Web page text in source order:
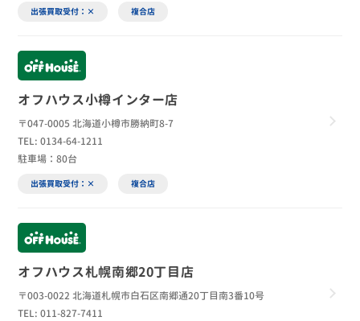
出張買取受付：× 複合店
オフハウス小樽インター店
〒047-0005 北海道小樽市勝納町8-7
TEL: 0134-64-1211
駐車場：80台
出張買取受付：× 複合店
オフハウス札幌南郷20丁目店
〒003-0022 北海道札幌市白石区南郷通20丁目南3番10号
TEL: 011-827-7411